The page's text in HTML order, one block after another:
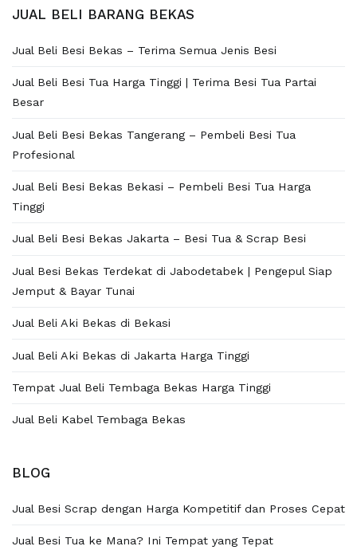
JUAL BELI BARANG BEKAS
Jual Beli Besi Bekas – Terima Semua Jenis Besi
Jual Beli Besi Tua Harga Tinggi | Terima Besi Tua Partai
Besar
Jual Beli Besi Bekas Tangerang – Pembeli Besi Tua
Profesional
Jual Beli Besi Bekas Bekasi – Pembeli Besi Tua Harga
Tinggi
Jual Beli Besi Bekas Jakarta – Besi Tua & Scrap Besi
Jual Besi Bekas Terdekat di Jabodetabek | Pengepul Siap
Jemput & Bayar Tunai
Jual Beli Aki Bekas di Bekasi
Jual Beli Aki Bekas di Jakarta Harga Tinggi
Tempat Jual Beli Tembaga Bekas Harga Tinggi
Jual Beli Kabel Tembaga Bekas
BLOG
Jual Besi Scrap dengan Harga Kompetitif dan Proses Cepat
Jual Besi Tua ke Mana? Ini Tempat yang Tepat